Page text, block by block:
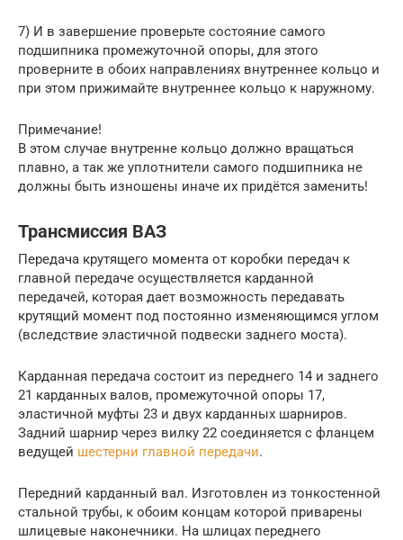
7) И в завершение проверьте состояние самого
подшипника промежуточной опоры, для этого
проверните в обоих направлениях внутреннее кольцо и
при этом прижимайте внутреннее кольцо к наружному.
Примечание!
В этом случае внутренне кольцо должно вращаться
плавно, а так же уплотнители самого подшипника не
должны быть изношены иначе их придётся заменить!
Трансмиссия ВАЗ
Передача крутящего момента от коробки передач к
главной передаче осуществляется карданной
передачей, которая дает возможность передавать
крутящий момент под постоянно изменяющимся углом
(вследствие эластичной подвески заднего моста).
Карданная передача состоит из переднего 14 и заднего
21 карданных валов, промежуточной опоры 17,
эластичной муфты 23 и двух карданных шарниров.
Задний шарнир через вилку 22 соединяется с фланцем
ведущей шестерни главной передачи.
Передний карданный вал. Изготовлен из тонкостенной
стальной трубы, к обоим концам которой приварены
шлицевые наконечники. На шлицах переднего